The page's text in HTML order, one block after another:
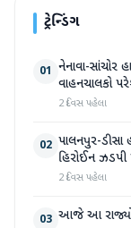
ટ્રેન્ડિંગ
01 નેનાવા-સાંચોર
વાહનચાલકો
2 દિવસ પહેલા
02 પાલનપુર-ડીસા
હિરોઈન ઝડપી
2 દિવસ પહેલા
03 આજે આ